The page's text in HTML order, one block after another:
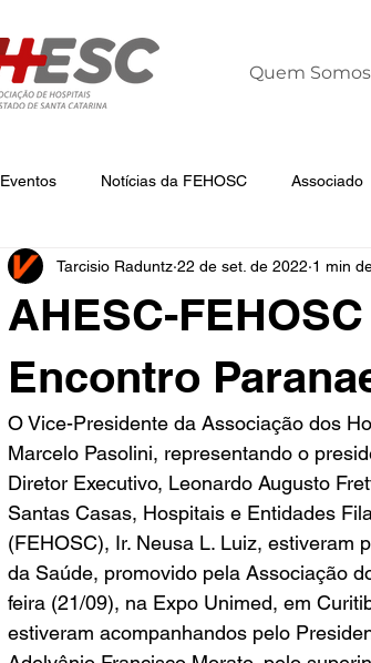
Quem Somos
Eventos Notícias da FEHOSC Associado
Notícias da AHESC Liderança Dia
AHESC-
Encontro
Tarcisio Raduntz 22 de set. de 2022 1 min
O Vice-Presidente da Associação dos
Marcelo Pasolini, representando o
Diretor Executivo, Leonardo Augusto
Santas Casas, Hospitais e Entidades
(FEHOSC), Ir. Neusa L. Luiz, estiveram
da Saúde, promovido pela Associação
feira (21/09), na Expo Unimed, em
estiveram acompanhandos pelo